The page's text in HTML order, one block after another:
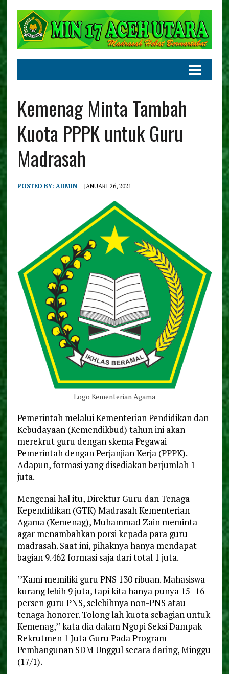
Kemenag Minta Tambah
Kuota PPPK untuk Guru
Madrasah
POSTED BY: ADMIN JANUARI 26, 2021
Logo Kementerian Agama
Pemerintah melalui Kementerian Pendidikan dan
Kebudayaan (Kemendikbud) tahun ini akan
merekrut guru dengan skema Pegawai
Pemerintah dengan Perjanjian Kerja (PPPK).
Adapun, formasi yang disediakan berjumlah 1
juta.
Mengenai hal itu, Direktur Guru dan Tenaga
Kependidikan (GTK) Madrasah Kementerian
Agama (Kemenag), Muhammad Zain meminta
agar menambahkan porsi kepada para guru
madrasah. Saat ini, pihaknya hanya mendapat
bagian 9.462 formasi saja dari total 1 juta.
’’Kami memiliki guru PNS 130 ribuan. Mahasiswa
kurang lebih 9 juta, tapi kita hanya punya 15–16
persen guru PNS, selebihnya non-PNS atau
tenaga honorer. Tolong lah kuota sebagian untuk
Kemenag,’’ kata dia dalam Ngopi Seksi Dampak
Rekrutmen 1 Juta Guru Pada Program
Pembangunan SDM Unggul secara daring, Minggu
(17/1).